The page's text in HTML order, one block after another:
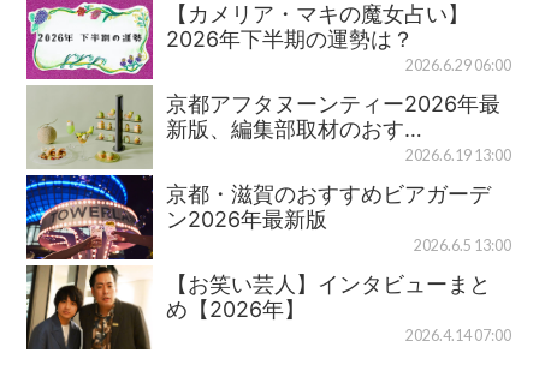
【カメリア・マキの魔女占い】
2026年下半期の運勢は？
2026.6.29 06:00
京都アフタヌーンティー2026年最
新版、編集部取材のおす…
2026.6.19 13:00
京都・滋賀のおすすめビアガーデ
ン2026年最新版
2026.6.5 13:00
【お笑い芸人】インタビューまと
め【2026年】
2026.4.14 07:00